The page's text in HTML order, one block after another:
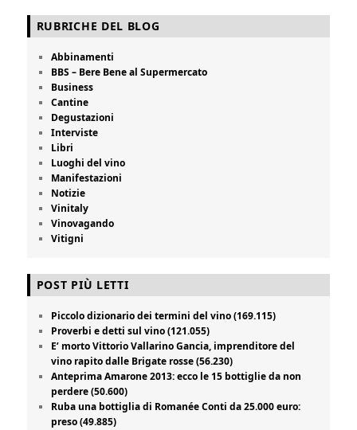
RUBRICHE DEL BLOG
Abbinamenti
BBS – Bere Bene al Supermercato
Business
Cantine
Degustazioni
Interviste
Libri
Luoghi del vino
Manifestazioni
Notizie
Vinitaly
Vinovagando
Vitigni
POST PIÙ LETTI
Piccolo dizionario dei termini del vino (169.115)
Proverbi e detti sul vino (121.055)
E’ morto Vittorio Vallarino Gancia, imprenditore del
vino rapito dalle Brigate rosse (56.230)
Anteprima Amarone 2013: ecco le 15 bottiglie da non
perdere (50.600)
Ruba una bottiglia di Romanée Conti da 25.000 euro:
preso (49.885)